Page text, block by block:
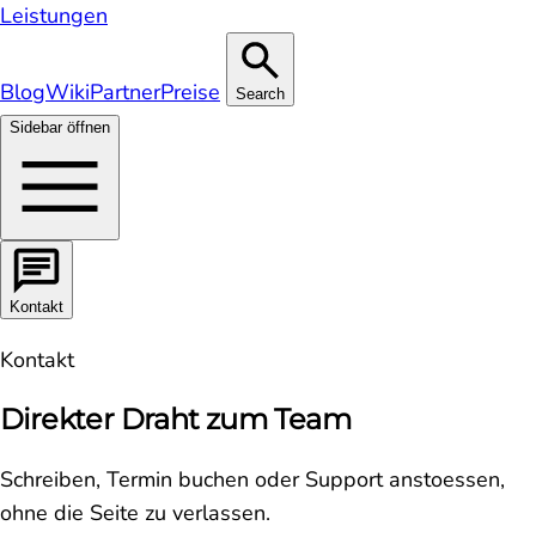
Leistungen
BlogWikiPartnerPreise
Search
Sidebar öffnen
Kontakt
Kontakt
Direkter Draht zum Team
Schreiben, Termin buchen oder Support anstoessen,
ohne die Seite zu verlassen.